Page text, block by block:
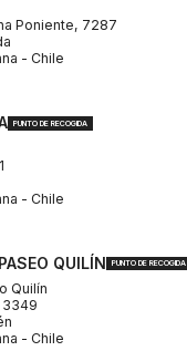
Poniente, 7287
- Chile
PUNTO DE RECOGIDA
- Chile
QUILÍN PUNTO DE RECOGIDA
Quilín
3349
- Chile